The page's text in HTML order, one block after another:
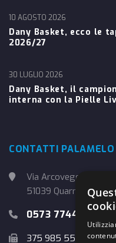
Dany Basket, ecco le
2026/27
10 AGOSTO 2026
Dany Basket, il
interna con la Pielle
30 LUGLIO 2026
CONTATTI PALAMELO
Via Arcoveggio, 4
51039 Quarrata (PT)
0573 774457
375 985 5526